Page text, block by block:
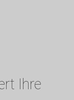
Ihre